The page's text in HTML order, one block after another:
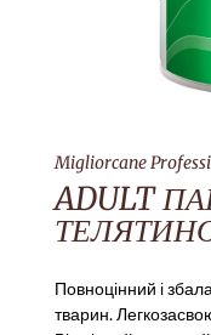
Migliorcane
ADULT
Повноцінний і
тварин.